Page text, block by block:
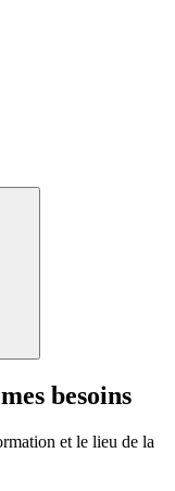
besoins
et le lieu de la